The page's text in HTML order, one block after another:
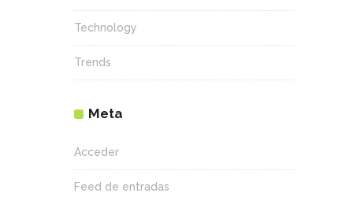
Technology
Trends
Meta
Acceder
Feed de entradas